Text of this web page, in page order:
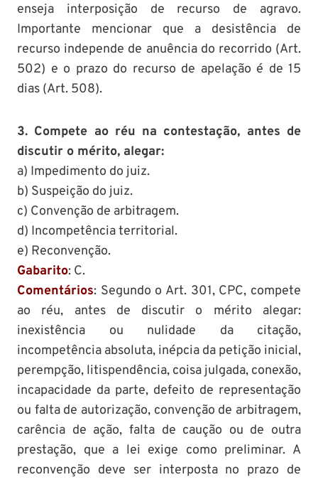
enseja interposição de recurso de agravo.
Importante mencionar que a desistência de
recurso independe de anuência do recorrido (Art.
502) e o prazo do recurso de apelação é de 15
dias (Art. 508).
3. Compete ao réu na contestação, antes de
discutir o mérito, alegar:
a) Impedimento do juiz.
b) Suspeição do juiz.
c) Convenção de arbitragem.
d) Incompetência territorial.
e) Reconvenção.
Gabarito: C.
Comentários: Segundo o Art. 301, CPC, compete
ao réu, antes de discutir o mérito alegar:
inexistência ou nulidade da citação,
incompetência absoluta, inépcia da petição inicial,
perempção, litispendência, coisa julgada, conexão,
incapacidade da parte, defeito de representação
ou falta de autorização, convenção de arbitragem,
carência de ação, falta de caução ou de outra
prestação, que a lei exige como preliminar. A
reconvenção deve ser interposta no prazo de